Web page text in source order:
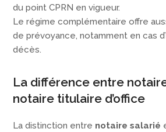
du point CPRN en vigueur.
Le régime complémentaire offre
de prévoyance, notamment en cas
décès.
La différence entre
notaire titulaire d’office
La distinction entre notaire salarié